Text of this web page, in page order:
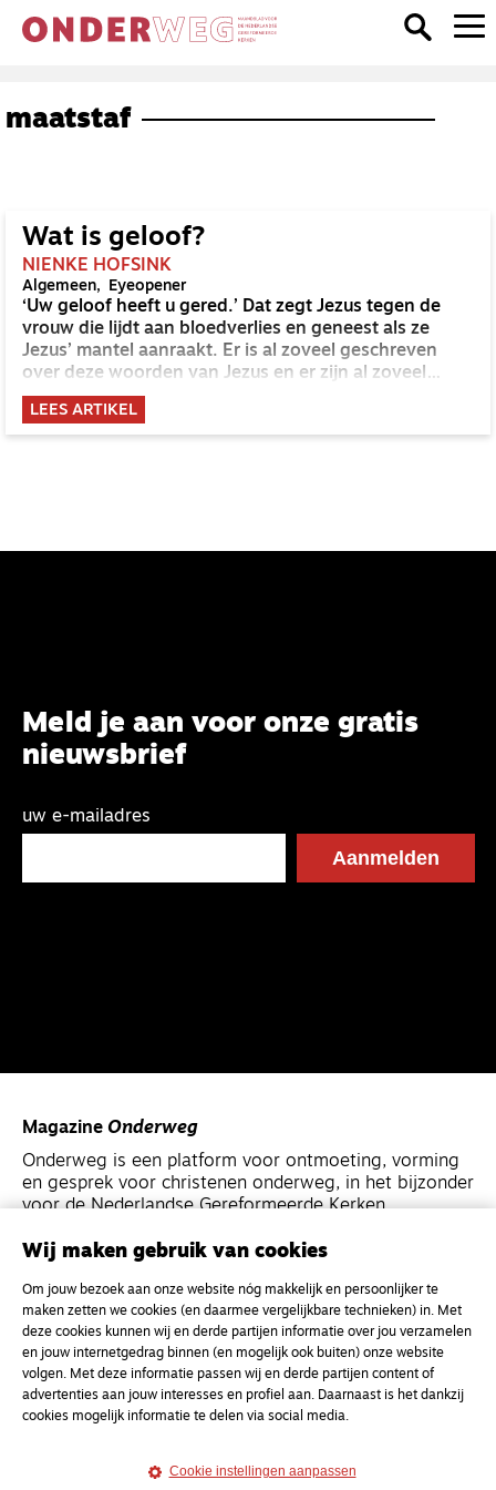
maatstaf
Wat is geloof?
NIENKE HOFSINK
Algemeen Eyeopener
‘Uw geloof heeft u gered.’ Dat zegt Jezus tegen de
vrouw die lijdt aan bloedverlies en geneest als ze
Jezus’ mantel aanraakt. Er is al zoveel geschreven
over deze woorden van Jezus en er zijn al zoveel
pijnlijke dingen over gezegd. Als je niet geneest, moet
je dan meer geloven, beter geloven, anders geloven?
LEES ARTIKEL
Meld je aan voor onze gratis
nieuwsbrief
uw e-mailadres
Magazine Onderweg
Onderweg is een platform voor ontmoeting, vorming
en gesprek voor christenen onderweg, in het bijzonder
voor de Nederlandse Gereformeerde Kerken.
Magazine
Onderweg
Kvk-nummer 33277063
NL46 INGB 0117 5827 86
info@onderwegonline.nl
Wij maken gebruik van cookies
Om jouw bezoek aan onze website nóg makkelijk en persoonlijker te
maken zetten we cookies (en daarmee vergelijkbare technieken) in. Met
deze cookies kunnen wij en derde partijen informatie over jou verzamelen
en jouw internetgedrag binnen (en mogelijk ook buiten) onze website
volgen. Met deze informatie passen wij en derde partijen content of
advertenties aan jouw interesses en profiel aan. Daarnaast is het dankzij
cookies mogelijk informatie te delen via social media.
Cookie instellingen aanpassen